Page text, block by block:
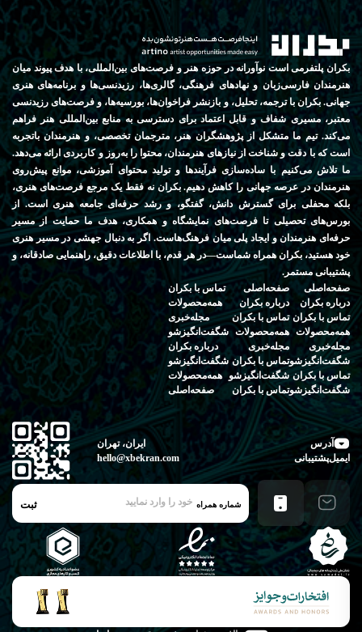
بکران پلتفرمی است نوآورانه در حوزه هنر و فرصت‌های بین‌المللی، با هدف پیوند میان
هنرمندان فارسی‌زبان و نهادهای فرهنگی، گالری‌ها، رزیدنسی‌ها و برنامه‌های هنری
جهانی. بکران با ترجمه، تحلیل، و بازنشر فراخوان‌ها، بورسیه‌ها، و فرصت‌های رزیدنسی
معتبر، مسیری شفاف و قابل اعتماد برای دسترسی به منابع بین‌المللی هنر فراهم
می‌کند. تیم ما متشکل از پژوهشگران هنر، مترجمان تخصصی، و هنرمندان باتجربه
است که با دقت و شناخت از نیازهای هنرمندان، محتوا را به‌روز و کاربردی ارائه می‌دهد.
ما تلاش می‌کنیم با ساده‌سازی فرآیندها و تولید محتوای آموزشی، موانع پیش‌روی
هنرمندان در عرصه جهانی را کاهش دهیم. بکران نه فقط یک مرجع فرصت‌های هنری،
بلکه محفلی برای گسترش دانش، گفتگو، و رشد حرفه‌ای جامعه هنری است. از
بورس‌های تحصیلی تا فرصت‌های نمایشگاه و همکاری، هدف ما حمایت از مسیر
حرفه‌ای هنرمندان و ایجاد پلی میان فرهنگ‌هاست. اگر به دنبال جهشی در مسیر هنری
خود هستید، بکران همراه شماست—در هر قدم، با اطلاعات دقیق، راهنمایی صادقانه، و
پشتیبانی مستمر.
صفحه‌اصلی
درباره‌ بکران
تماس‌ با‌ بکران
همه‌محصولات
مجله‌خبری
شگفت‌انگیز‌شو
تماس‌ با‌ بکران
شگفت‌انگیز‌شو
صفحه‌اصلی
درباره‌ بکران
تماس‌ با‌ بکران
همه‌محصولات
مجله‌خبری
تماس‌ با‌ بکران
شگفت‌انگیز‌شو
تماس‌ با‌ بکران
تماس‌ با‌ بکران
همه‌محصولات
مجله‌خبری
شگفت‌انگیز‌شو
درباره‌ بکران
شگفت‌انگیز‌شو
همه‌محصولات
صفحه‌اصلی
آدرس
ایران، تهران
ایمیل‌پشتیبانی
hello@xbekran.com
شماره همراه ثبت